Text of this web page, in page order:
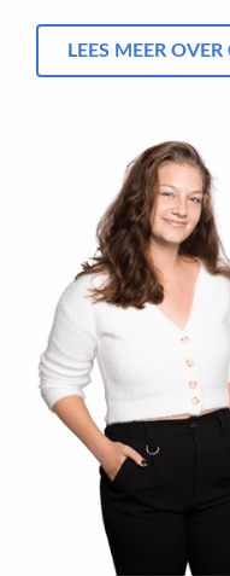
LEES MEER OVER